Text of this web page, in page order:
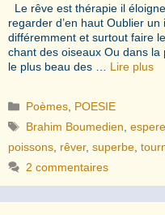
Le rêve est thérapie il
regarder d’en haut Oublier
différemment et surtout faire
chant des oiseaux Ou dans
le plus beau des … Lire plus
Catégories
Poèmes POESIE
Étiquettes
Brahim Boumedien ,
poissons rêver, superbe
2 commentaires